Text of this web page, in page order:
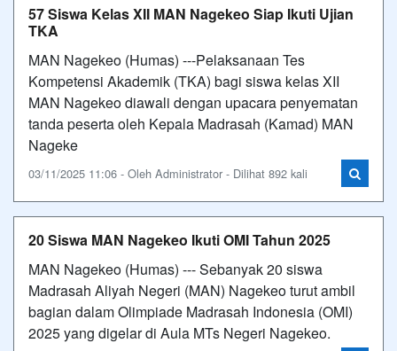
57 Siswa Kelas XII MAN Nagekeo Siap Ikuti Ujian
TKA
MAN Nagekeo (Humas) ---Pelaksanaan Tes
Kompetensi Akademik (TKA) bagi siswa kelas XII
MAN Nagekeo diawali dengan upacara penyematan
tanda peserta oleh Kepala Madrasah (Kamad) MAN
Nageke
03/11/2025 11:06 - Oleh Administrator - Dilihat 892 kali
20 Siswa MAN Nagekeo Ikuti OMI Tahun 2025
MAN Nagekeo (Humas) --- Sebanyak 20 siswa
Madrasah Aliyah Negeri (MAN) Nagekeo turut ambil
bagian dalam Olimpiade Madrasah Indonesia (OMI)
2025 yang digelar di Aula MTs Negeri Nagekeo.